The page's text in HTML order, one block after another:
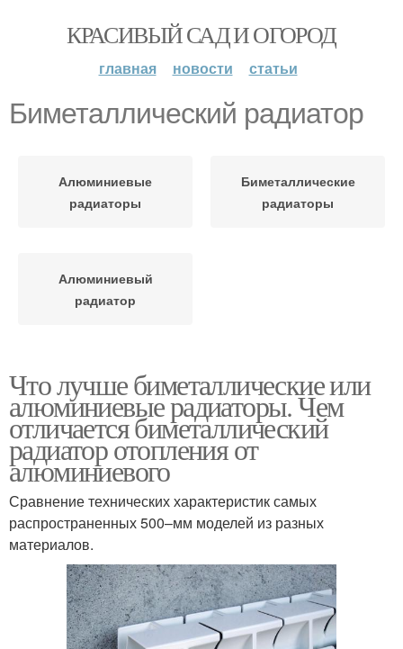
КРАСИВЫЙ САД И ОГОРОД
главная новости статьи
Биметаллический радиатор
Алюминиевые
радиаторы
Биметаллические
радиаторы
Алюминиевый
радиатор
Что лучше биметаллические или
алюминиевые радиаторы. Чем
отличается биметаллический
радиатор отопления от
алюминиевого
Сравнение технических характеристик самых
распространенных 500–мм моделей из разных
материалов.